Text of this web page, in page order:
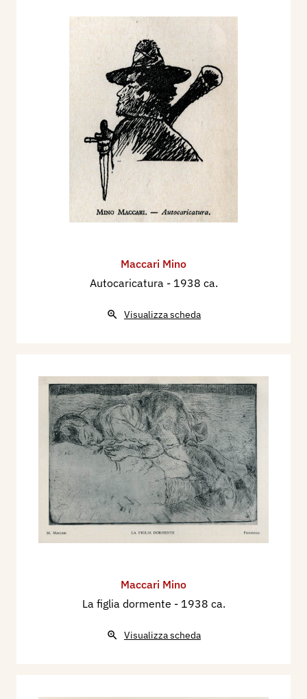
Maccari Mino
Autocaricatura - 1938 ca.
Visualizza scheda
Maccari Mino
La figlia dormente - 1938 ca.
Visualizza scheda